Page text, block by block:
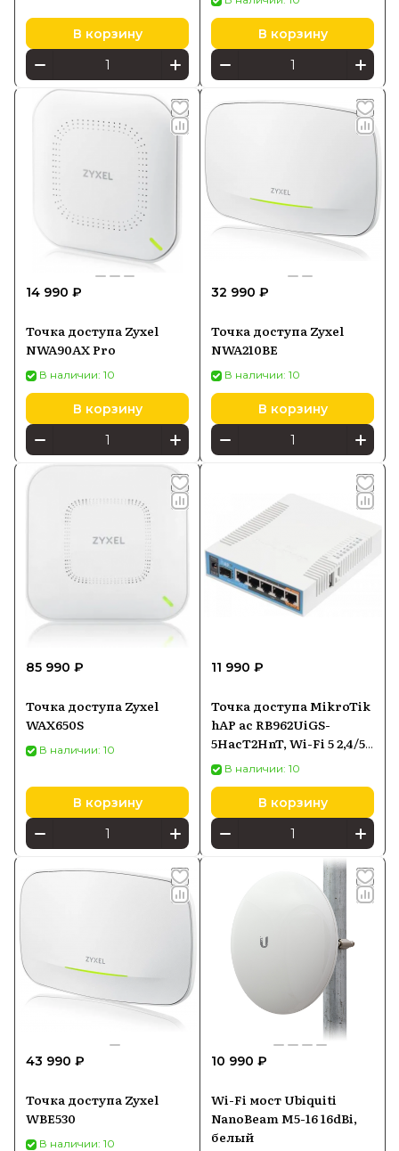
В корзину В корзину
14 990 ₽
Точка доступа Zyxel
NWA90AX Pro
В наличии: 10
В корзину
32 990 ₽
Точка доступа Zyxel
NWA210BE
В наличии: 10
В корзину
85 990 ₽
Точка доступа Zyxel
WAX650S
В наличии: 10
В корзину
11 990 ₽
Точка доступа MikroTik
hAP ac RB962UiGS-
5HacT2HnT, Wi-Fi 5 2,4/5
ГГц, PoE-in
В наличии: 10
В корзину
43 990 ₽
Точка доступа Zyxel
WBE530
В наличии: 10
10 990 ₽
Wi-Fi мост Ubiquiti
NanoBeam M5-16 16dBi,
белый